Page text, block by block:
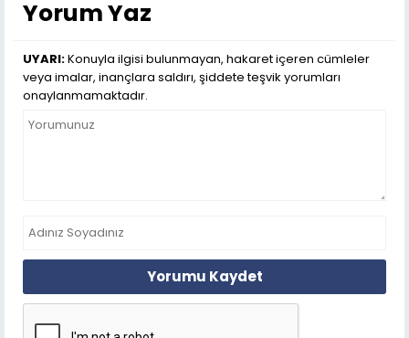
Yorum Yaz
UYARI:Konuyla ilgisi bulunmayan, hakaret içeren cümleler
veya imalar, inançlara saldırı, şiddete teşvik yorumları
onaylanmamaktadır.
Yorumu Kaydet